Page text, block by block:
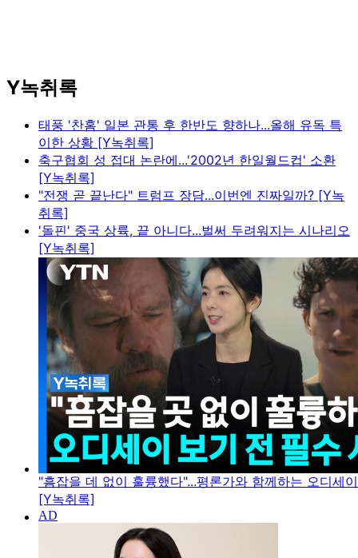
Y녹취록
태풍 '찬홈' 일본 관통 후 한반도 향하나...올해 유독 특
이한 상황 [Y녹취록]
축구협회 성 접대 논란에...'2002년 한일월드컵' 소환
[Y녹취록]
"전쟁 곧 끝난다" 트럼프 장담...이번엔 진짜일까? [Y녹
취록]
'돌핀' 중국 상륙, 끝 아니다...벌써 두려워지는 시나리오
[Y녹취록]
"흠잡을 데 없이 훌륭했다"...평론가와 함께하는 오디세
[Y녹취록]